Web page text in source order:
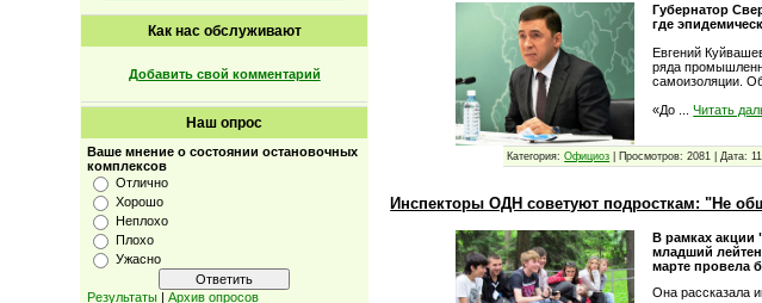
Как нас обслуживают
Добавить свой комментарий
Наш опрос
Ваше мнение о состоянии остановочных
комплексов
Отлично
Хорошо
Неплохо
Плохо
Ужасно
Результаты |Архив опросов
Губернатор
где
Евгений
ряда
самоизоляции.
«До
...Читать
Категория: Официоз Просмотров: 2081 Дата:
Инспекторы ОДН советуют подросткам: "Не
В рамках акции
младший
марте провела
Она рассказала